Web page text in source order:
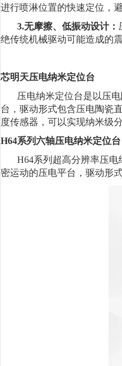
进行喷淋位置的快速定位，
3.无摩擦、低振动设计：
绝传统机械驱动可能造成的
芯明天压电纳米定位台
压电纳米定位台是以压
台，驱动形式包含压电陶瓷
度传感器，可以实现纳米级
H64系列六轴压电纳米定位台
H64系列超高分辨率压电
密运动的压电平台，驱动形